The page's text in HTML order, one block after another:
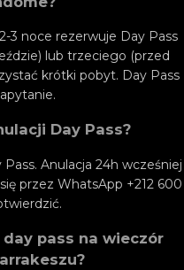
3 noce rezerwuje Day Pass
lub trzeciego (przed
krótki pobyt. Day Pass
Day Pass?
Anulacja 24h wcześniej
przez WhatsApp +212 600
pass na wieczór